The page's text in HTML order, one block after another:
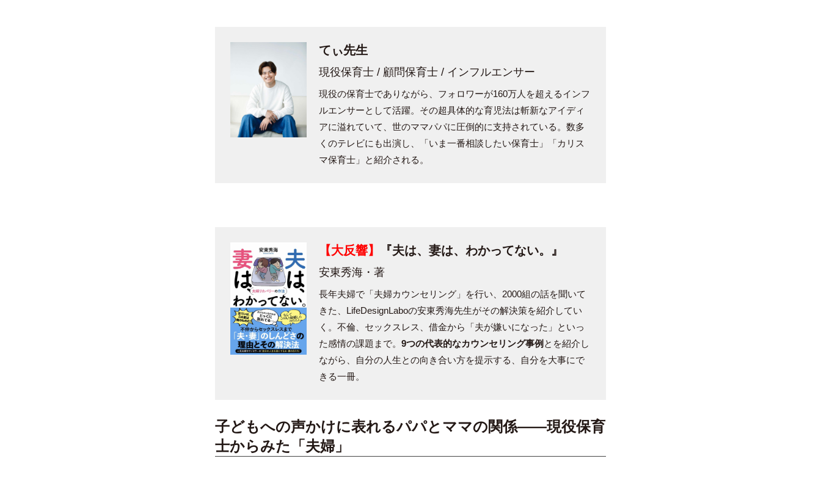
てぃ先生
現役保育士 / 顧問保育士 / インフルエンサー
現役の保育士でありながら、フォロワーが160万人を超えるインフ
ルエンサーとして活躍。その超具体的な育児法は斬新なアイディ
アに溢れていて、世のママパパに圧倒的に支持されている。数多
くのテレビにも出演し、「いま一番相談したい保育士」「カリス
マ保育士」と紹介される。
【大反響】 『夫は、妻は、わかってない。』
安東秀海・著
長年夫婦で「夫婦カウンセリング」を行い、2000組の話を聞いて
きた、LifeDesignLaboの安東秀海先生がその解決策を紹介してい
く。不倫、セックスレス、借金から「夫が嫌いになった」といっ
た感情の課題まで。 9つの代表的なカウンセリング事例 とを紹介し
ながら、自分の人生との向き合い方を提示する、自分を大事にで
きる一冊。
子どもへの声かけに表れるパパとママの関係——現役保育
士からみた「夫婦」